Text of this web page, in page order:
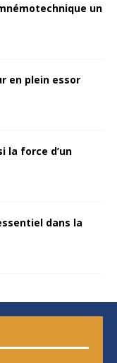
un
en plein essor
la force d’un
dans la